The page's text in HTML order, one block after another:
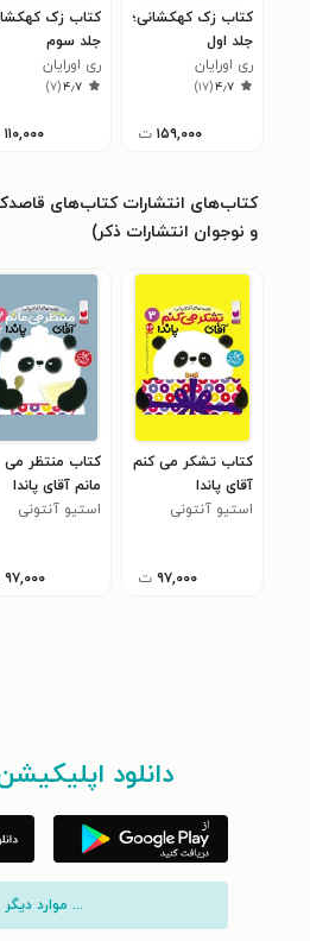
کتاب زک کهکشانی؛
جلد اول
ری اورایان
۴٫۷(۱۷)
۱۵۹,۰۰۰ ت
کتاب زک
جلد سوم
ری اورایان
۴٫۷(۷)
۱۱۰,۰۰۰
کتاب‌های انتشارات کتاب‌های
و نوجوان انتشارات ذکر)
کتاب تشکر می‌ کنم
آقای پاندا
استیو آنتونی
۹۷,۰۰۰ ت
کتاب منتظر می‌
مانم آقای پاندا
استیو آنتونی
۹۷,۰۰۰
دانلود
... موارد دیگر